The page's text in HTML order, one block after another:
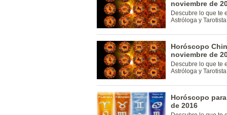
noviembre de
Descubre lo que te
Astróloga y
Horóscopo
noviembre de
Descubre lo que te
Astróloga y
Horóscopo
de 2016